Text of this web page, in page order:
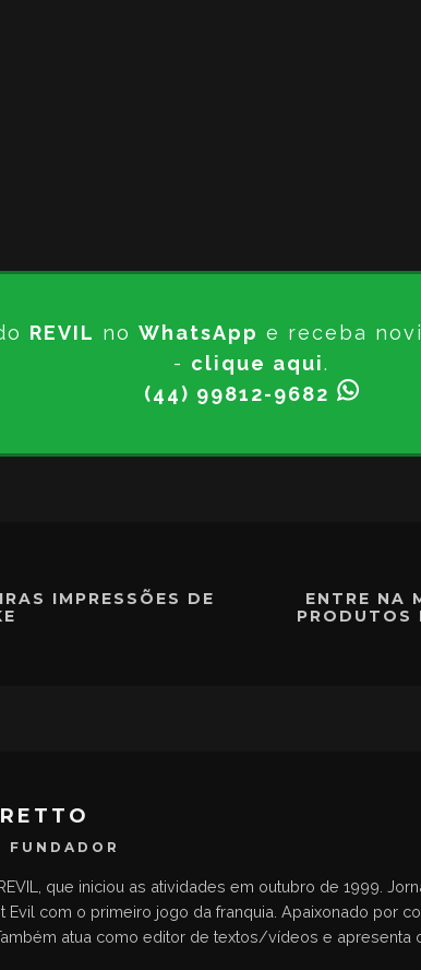
REVIL no WhatsApp e receba
- clique aqui.
(44) 99812-9682
IMPRESSÕES DE
ENTRE NA
PRODUTOS
FUNDADOR
que iniciou as atividades em outubro de 1999.
Evil com o primeiro jogo da franquia. Apaixonado por
atua como editor de textos/vídeos e apresenta o